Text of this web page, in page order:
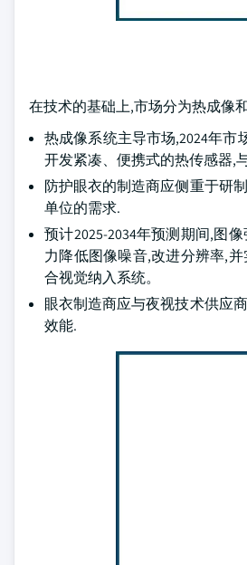
在技术的基础上,市场分为热成像
热成像系统主导市场,2024年市
开发紧凑、便携式的热传感器,
防护眼衣的制造商应侧重于研
单位的需求.
预计2025-2034年预测期间,图
力降低图像噪音,改进分辨率,
合视觉纳入系统。
眼衣制造商应与夜视技术供应
效能.